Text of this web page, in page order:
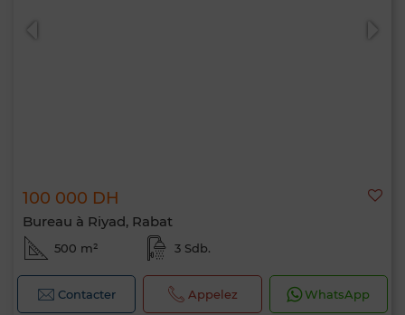
100 000 DH
Bureau à Riyad, Rabat
500 m² 3 Sdb.
Contacter Appelez WhatsApp